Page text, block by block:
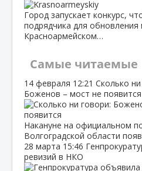
Город запускает конкурс,
подрядчика для обновления
Красноармейском…
Самые читаемые
14 февраля 12:21 Сколько
Боженов – мост не появится
Накануне на официальном
Волгоградской области
28 марта 15:46
ревизий в НКО